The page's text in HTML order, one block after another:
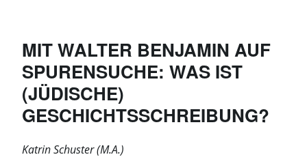
Perspektiven
und
Leerstellen
in
der
Geschlechterforschung“
MIT WALTER BENJAMIN AUF
SPURENSUCHE: WAS IST
(JÜDISCHE)
GESCHICHTSSCHREIBUNG?
Katrin Schuster (M.A.)